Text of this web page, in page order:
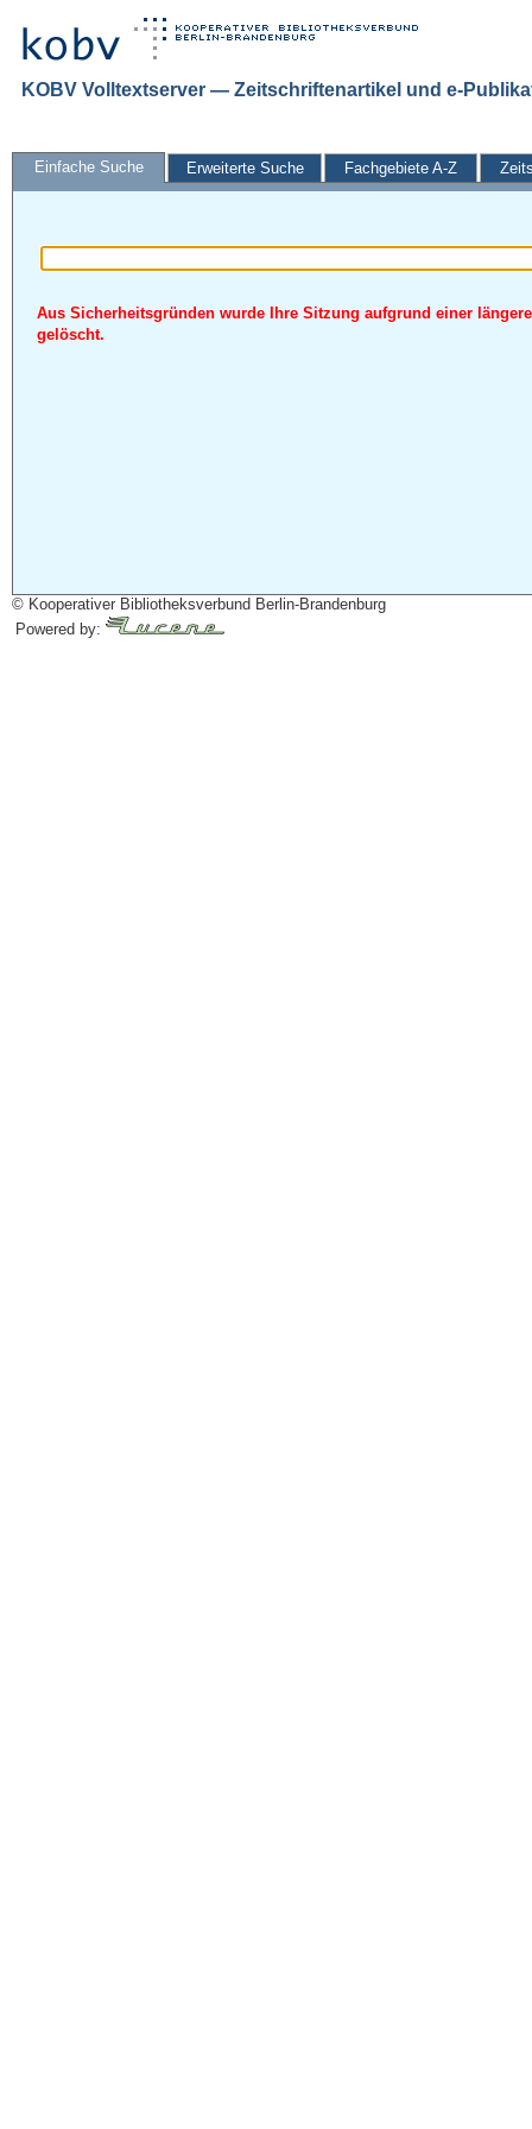
KOBV Volltextserver — Zeitschriftenartikel und e-
Einfache Suche Erweiterte Suche Fachgebiete A-Z
Aus Sicherheitsgründen wurde Ihre Sitzung aufgrund einer
gelöscht.
© Kooperativer Bibliotheksverbund Berlin-Brandenburg
Powered by: